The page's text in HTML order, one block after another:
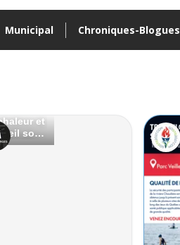
Municipal Chroniques-Blogues